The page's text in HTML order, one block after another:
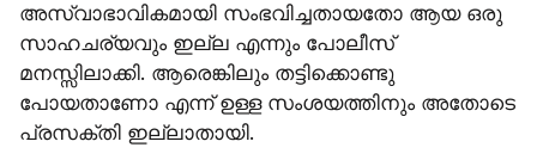
അസ്വാഭാവികമായി സംഭവിച്ചതായതോ ആയ ഒരു
സാഹചര്യവും ഇല്ല എന്നും പോലീസ്
മനസ്സിലാക്കി. ആരെങ്കിലും തട്ടിക്കൊണ്ടു
പോയതാണോ എന്ന് ഉള്ള സംശയത്തിനും അതോടെ
പ്രസക്തി ഇല്ലാതായി.